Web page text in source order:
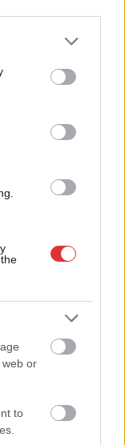
or more Google
You may click to
party tags to
in below Google
web or
to
pontos program
vitte a 19
pillanatok
jogi üggyé válhat,
valaki figyelmen
szigorúan